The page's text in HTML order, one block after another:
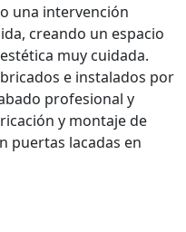
una intervención
creando un espacio
muy cuidada.
e instalados por
profesional y
y montaje de
puertas lacadas en